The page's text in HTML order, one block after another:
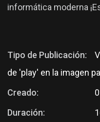
informática moderna
Tipo de Publicación:
de 'play' en la imagen
Creado:
Duración: